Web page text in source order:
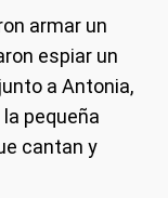
armar un
espiar un
a Antonia,
pequeña
cantan y